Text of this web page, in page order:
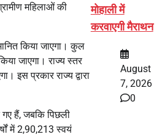
महिलाओं की
किया जाएगा। कुल
जाएगा। राज्य स्तर
इस प्रकार राज्य द्वारा
हैं, जबकि पिछली
में 2,90,213 स्वयं
मोहाली में
करवाएगी मैराथन
August
7, 2026
0